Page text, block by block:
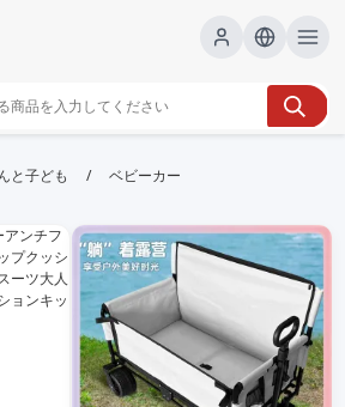
B2B/B2C
ゃん用品, wholesale ベビーカー,
最新情報をお届け
と子ども / ベビーカー